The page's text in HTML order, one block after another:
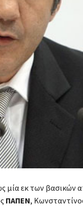
μία εκ των βασικών
ΠΑΠΕΝ,